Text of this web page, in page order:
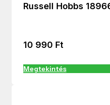
Russell Hobbs
10 990 Ft
Megtekintés